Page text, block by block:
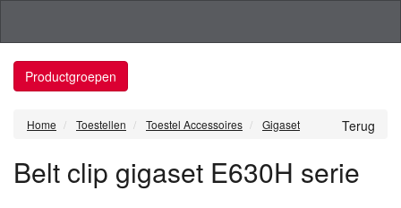
Productgroepen
Terug
Home Toestellen Toestel Accessoires Gigaset
Belt clip gigaset E630H serie